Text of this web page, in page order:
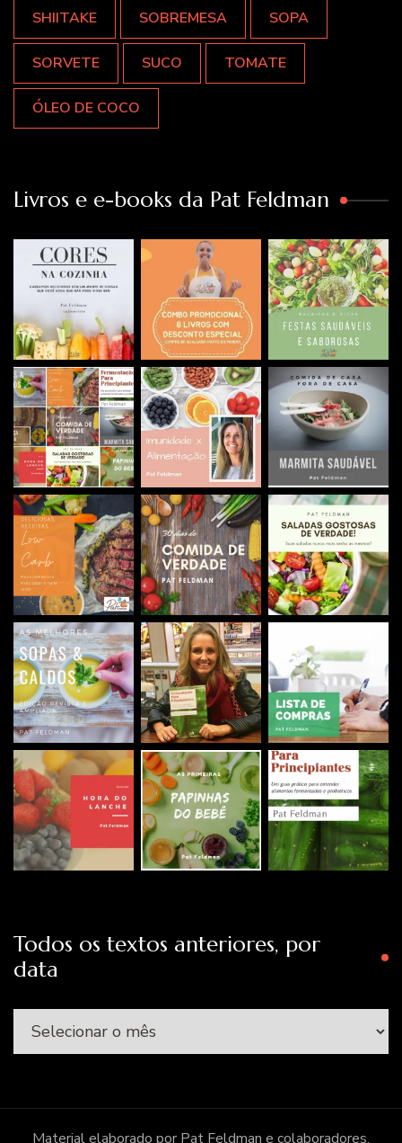
SHIITAKE SOBREMESA SOPA
SORVETE SUCO TOMATE
ÓLEO DE COCO
Livros e e-books da Pat Feldman
Todos os textos anteriores, por
data
Todos
os
anteriores,
porMaterial elaborado por Pat Feldman e colaboradores.